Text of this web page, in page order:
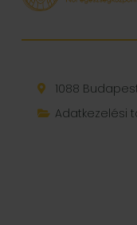
1088
Adatkezelési